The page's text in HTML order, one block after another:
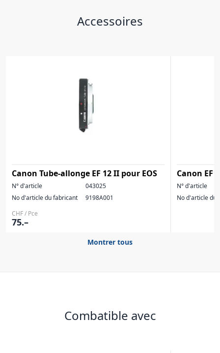
Accessoires
Canon Tube-allonge EF 12 II pour EOS
N° d'article
043025
No d'article du fabricant
9198A001
CHF / Pce
75.–
Canon EF
N° d'article
No d'article du
Montrer tous
Combatible avec